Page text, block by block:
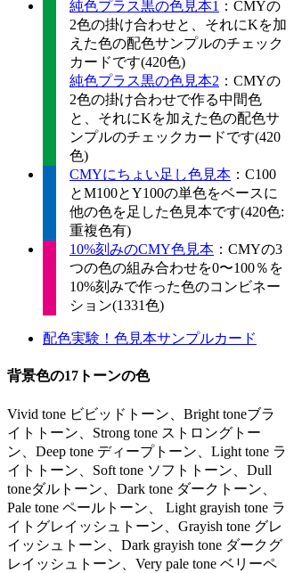
純色プラス黒の色見本1 ：CMYの
2色の掛け合わせと、それにKを加
えた色の配色サンプルのチェック
カードです(420色)
純色プラス黒の色見本2 ：CMYの
2色の掛け合わせで作る中間色
と、それにKを加えた色の配色サ
ンプルのチェックカードです(420
色)
CMYにちょい足し色見本 ：C100
とM100とY100の単色をベースに
他の色を足した色見本です(420色:
重複色有)
10%刻みのCMY色見本 ：CMYの3
つの色の組み合わせを0〜100％を
10%刻みで作った色のコンビネー
ション(1331色)
配色実験！色見本サンプルカード
背景色の17トーンの色
Vivid tone ビビッドトーン、Bright toneブラ
イトトーン、Strong tone ストロングトー
ン、Deep tone ディープトーン、Light tone ラ
イトトーン、Soft tone ソフトトーン、Dull
toneダルトーン、Dark tone ダークトーン、
Pale tone ペールトーン、 Light grayish tone ラ
イトグレイッシュトーン、Grayish tone グレ
イッシュトーン、Dark grayish tone ダークグ
レイッシュトーン、Very pale tone ベリーペ